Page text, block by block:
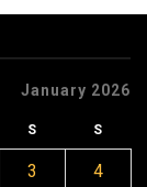
January 2026
S S
3 4